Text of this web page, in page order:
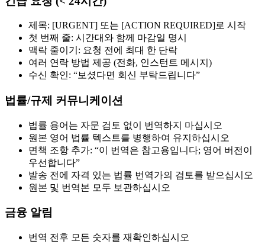
제목: [URGENT] 또는 [ACTION REQUIRED]로 시작
첫 번째 줄: 시간대와 함께 마감일 명시
맥락 줄이기: 요청 전에 최대 한 단락
여러 연락 방법 제공 (전화, 인스턴트 메시지)
수신 확인: “보셨다면 회신 부탁드립니다”
법률/규제 커뮤니케이션
법률 용어는 자문 검토 없이 번역하지 마십시오
원본 영어 법률 텍스트를 병행하여 유지하십시오
면책 조항 추가: “이 번역은 참고용입니다; 영어 버전이
우선합니다”
발송 전에 자격 있는 법률 번역가의 검토를 받으십시오
원본 및 번역본 모두 보관하십시오
금융 알림
번역 전후 모든 숫자를 재확인하십시오